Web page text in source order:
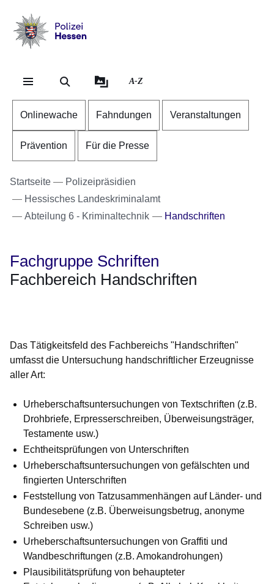
Hessen
A-Z
Onlinewache Fahndungen Veranstaltungen
Prävention Für die Presse
Startseite
Polizeipräsidien
Hessisches Landeskriminalamt
Abteilung 6 - Kriminaltechnik
Handschriften
Fachgruppe Schriften
Fachbereich Handschriften
Das Tätigkeitsfeld des Fachbereichs "Handschriften"
umfasst die Untersuchung handschriftlicher Erzeugnisse
aller Art:
Urheberschaftsuntersuchungen von Textschriften (z.B.
Drohbriefe, Erpresserschreiben, Überweisungsträger,
Testamente usw.)
Echtheitsprüfungen von Unterschriften
Urheberschaftsuntersuchungen von gefälschten und
fingierten Unterschriften
Feststellung von Tatzusammenhängen auf Länder- und
Bundesebene (z.B. Überweisungsbetrug, anonyme
Schreiben usw.)
Urheberschaftsuntersuchungen von Graffiti und
Wandbeschriftungen (z.B. Amokandrohungen)
Plausibilitätsprüfung von behaupteter